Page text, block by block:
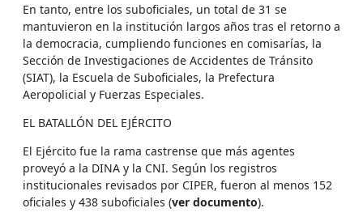
En tanto, entre los suboficiales, un total de 31 se
mantuvieron en la institución largos años tras el retorno a
la democracia, cumpliendo funciones en comisarías, la
Sección de Investigaciones de Accidentes de Tránsito
(SIAT), la Escuela de Suboficiales, la Prefectura
Aeropolicial y Fuerzas Especiales.
EL BATALLÓN DEL EJÉRCITO
El Ejército fue la rama castrense que más agentes
proveyó a la DINA y la CNI. Según los registros
institucionales revisados por CIPER, fueron al menos 152
oficiales y 438 suboficiales (ver documento).